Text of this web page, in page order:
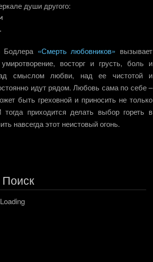
души другого:
Бодлера «Смерть любовников» вызывает
восторг и грусть, боль и
смыслом любви, над ее чистотой и
идут рядом. Любовь сама по себе –
быть греховной и приносить не только
приходится делать выбор гореть в
навсегда этот неистовый огонь.
Поиск
Loading